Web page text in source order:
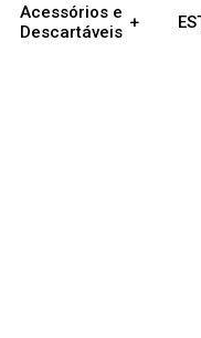
Acessórios e
Descartáveis